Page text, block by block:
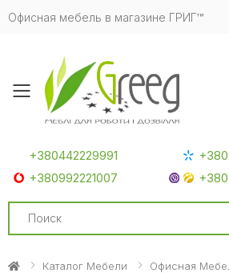
Офисная мебель в магазине ГРИГ™
Toggle mobile menu
+380442229991
+380992221007
Search
Каталог Мебели Офисная